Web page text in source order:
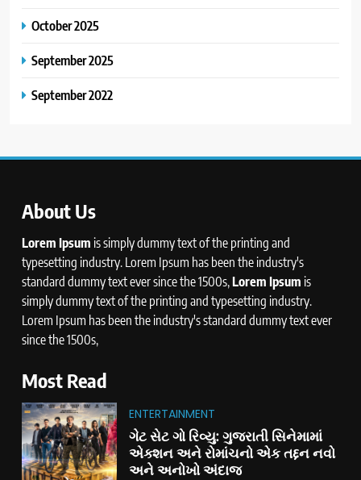
October 2025
September 2025
September 2022
About Us
Lorem Ipsum is simply dummy text of the printing and
typesetting industry. Lorem Ipsum has been the industry's
standard dummy text ever since the 1500s,Lorem Ipsum is
simply dummy text of the printing and typesetting industry.
Lorem Ipsum has been the industry's standard dummy text ever
since the 1500s,
Most Read
ENTERTAINMENT
ગેટ સેટ ગો રિવ્યુ: ગુજરાતી સિનેમામાં
એક્શન અને રોમાંચનો એક તદ્દન નવો
અને અનોખો અંદાજ